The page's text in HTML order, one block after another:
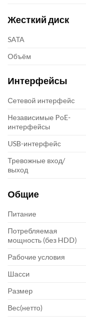
Жесткий диск
SATA
Объём
Интерфейсы
Сетевой интерфейс
Независимые PoE-
интерфейсы
USB-интерфейс
Тревожные вход/
выход
Общие
Питание
Потребляемая
мощность (без HDD)
Рабочие условия
Шасси
Размер
Вес(нетто)